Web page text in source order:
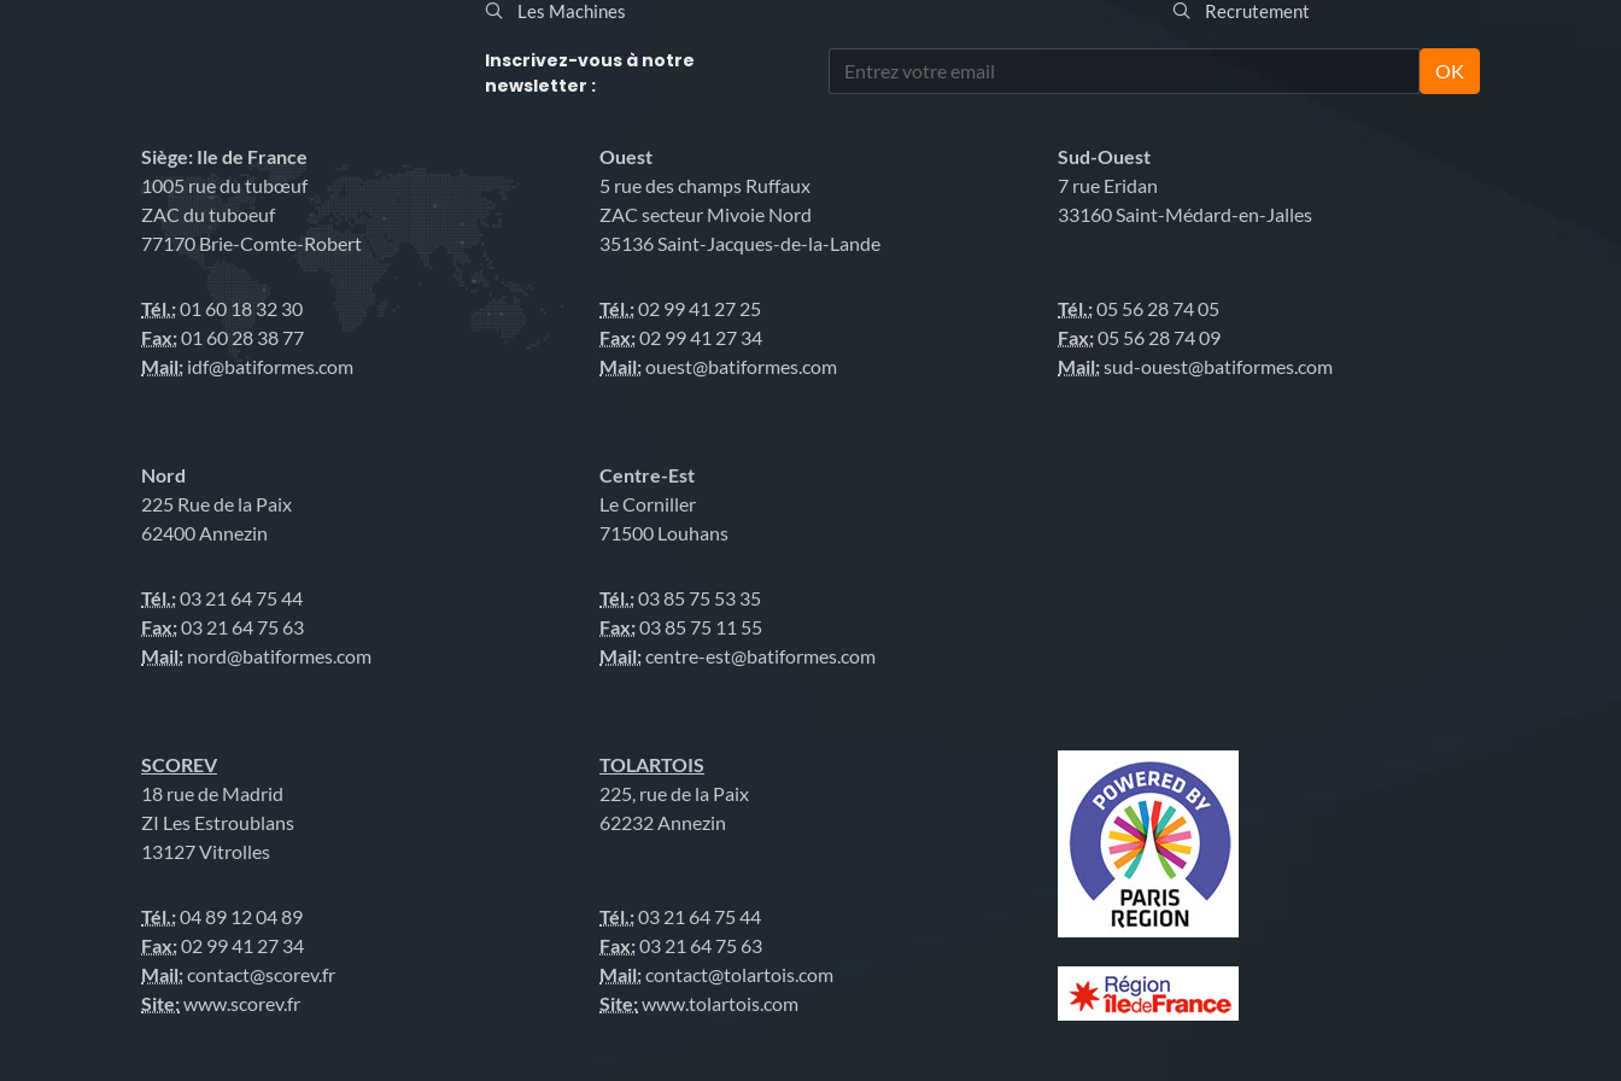
Les Machines
Recrutement
Inscrivez-vous à notre
newsletter :
OK
Siège: Ile de France
1005 rue du tubœuf
ZAC du tuboeuf
77170 Brie-Comte-Robert
Tél.:01 60 18 32 30
Fax:01 60 28 38 77
Mail: idf@batiformes.com
Ouest
5 rue des champs Ruffaux
ZAC secteur Mivoie Nord
35136 Saint-Jacques-de-la-Lande
Tél.:02 99 41 27 25
Fax:02 99 41 27 34
Mail:ouest@batiformes.com
Sud-Ouest
7 rue Eridan
33160 Saint-Médard-en-Jalles
Tél.:05 56 28 74 05
Fax:05 56 28 74 09
Mail:sud-ouest@batiformes.com
Nord
225 Rue de la Paix
62400 Annezin
Tél.:03 21 64 75 44
Fax:03 21 64 75 63
Mail: nord@batiformes.com
Centre-Est
Le Corniller
71500 Louhans
Tél.:03 85 75 53 35
Fax:03 85 75 11 55
Mail:centre-est@batiformes.com
SCOREV
18 rue de Madrid
ZI Les Estroublans
13127 Vitrolles
Tél.:04 89 12 04 89
Fax:02 99 41 27 34
Mail:contact@scorev.fr
Site:www.scorev.fr
TOLARTOIS
225, rue de la Paix
62232 Annezin
Tél.:03 21 64 75 44
Fax:03 21 64 75 63
Mail:contact@tolartois.com
Site:www.tolartois.com